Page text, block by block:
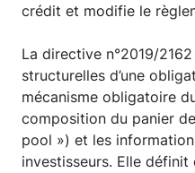
crédit et modifie le
La directive n°2019/
structurelles d’une
mécanisme obligatoire
composition du panier
pool ») et les
investisseurs. Elle